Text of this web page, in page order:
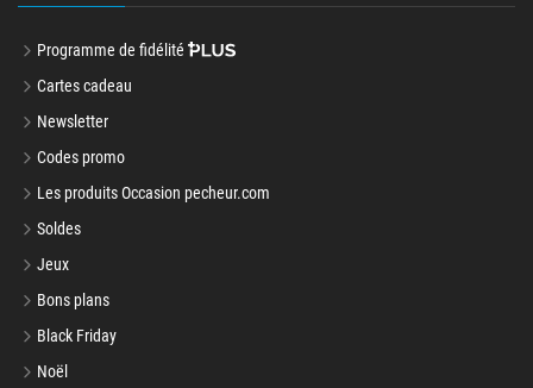
Programme de fidélité
Cartes cadeau
Newsletter
Codes promo
Les produits Occasion pecheur.com
Soldes
Jeux
Bons plans
Black Friday
Noël